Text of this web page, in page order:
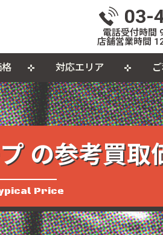
03-
電話受付時間
店舗営業時間
おもちゃ
セットテープ
対応エリア
張買取について
おしらせ 個
の参考買取
Price